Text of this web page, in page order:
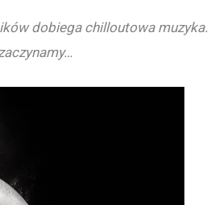
dobiega chilloutowa muzyka.